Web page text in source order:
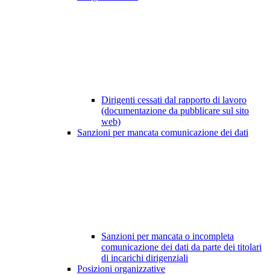
Dirigenti cessati dal rapporto di lavoro
(documentazione da pubblicare sul sito
web)
Sanzioni per mancata comunicazione dei dati
Sanzioni per mancata o incompleta
comunicazione dei dati da parte dei titolari
di incarichi dirigenziali
Posizioni organizzative